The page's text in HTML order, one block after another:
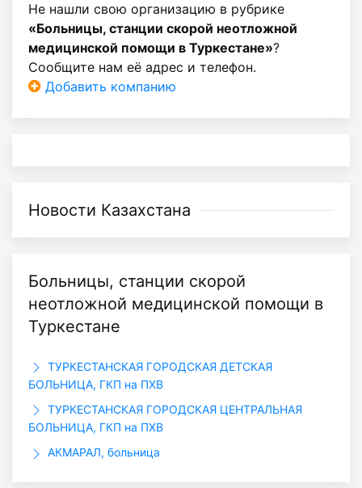
Не нашли свою организацию в рубрике
«Больницы, станции скорой неотложной
медицинской помощи в Туркестане»?
Сообщите нам её адрес и телефон.
Добавить компанию
Новости Казахстана
Больницы, станции скорой
неотложной медицинской помощи в
Туркестане
ТУРКЕСТАНСКАЯ ГОРОДСКАЯ ДЕТСКАЯ
БОЛЬНИЦА, ГКП на ПХВ
ТУРКЕСТАНСКАЯ ГОРОДСКАЯ ЦЕНТРАЛЬНАЯ
БОЛЬНИЦА, ГКП на ПХВ
АКМАРАЛ, больница